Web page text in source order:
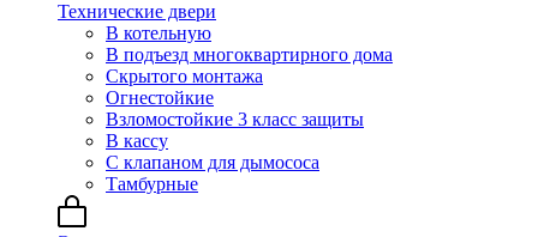
Технические двери
В котельную
В подъезд многоквартирного дома
Скрытого монтажа
Огнестойкие
Взломостойкие 3 класс защиты
В кассу
С клапаном для дымососа
Тамбурные